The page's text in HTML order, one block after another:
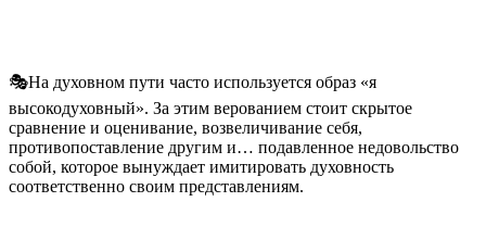
🎭На духовном пути часто используется образ «я
высокодуховный». За этим верованием стоит скрытое
сравнение и оценивание, возвеличивание себя,
противопоставление другим и… подавленное недовольство
собой, которое вынуждает имитировать духовность
соответственно своим представлениям.